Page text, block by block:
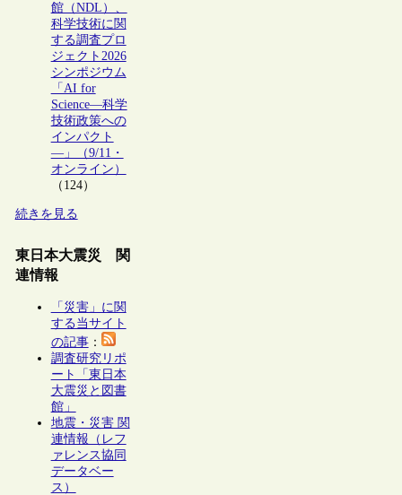
館（NDL）、
科学技術に関
する調査プロ
ジェクト2026
シンポジウム
「AI for
Science―科学
技術政策への
インパクト
―」（9/11・
オンライン）
（124）
続きを見る
東日本大震災 関
連情報
「災害」に関
する当サイト
の記事：
調査研究リポ
ート「東日本
大震災と図書
館」
地震・災害 関
連情報（レフ
ァレンス協同
データベー
ス）